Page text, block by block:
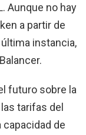
Aunque no hay
a partir de
instancia,
futuro sobre la
tarifas del
de